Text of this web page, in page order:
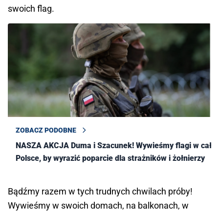
swoich flag.
ZOBACZ PODOBNE
NASZA AKCJA Duma i Szacunek! Wywieśmy flagi w całej
Polsce, by wyrazić poparcie dla strażników i żołnierzy
Bądźmy razem w tych trudnych chwilach próby!
Wywieśmy w swoich domach, na balkonach, w